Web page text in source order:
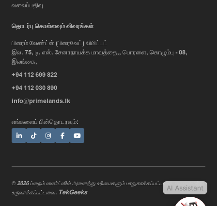
வலைப்பதிவு
தொடர்பு கொள்ளவும் விவரங்கள்
பிரைம் லேண்ட்ஸ் (பிரைவேட்) லிமிட்டட்
இல. 75, டி. எஸ். சேனாநாயக்க மாவத்தை,, பொரளை, கொழும்பு - 08,
இலங்கை,
+94 112 699 822
+94 112 030 890
info@primelands.lk
எங்களைப் பின்தொடரவும்:
© 2026 ப்றைம் ஸண்ட்ஸில் அனைத்து உரிமைகளும் பாதுகாக்கப்பட்டவை. வடிவமைத்து
உருவாக்கப்பட்டவை. TekGeeks AI Assistant